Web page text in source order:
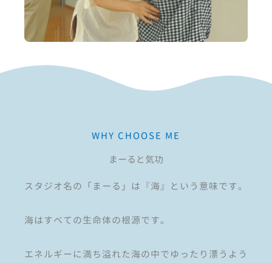
WHY CHOOSE ME
まーると気功
スタジオ名の「まーる」は『海』という意味です。
海はすべての生命体の根源です。
エネルギーに満ち溢れた海の中でゆったり漂うよう